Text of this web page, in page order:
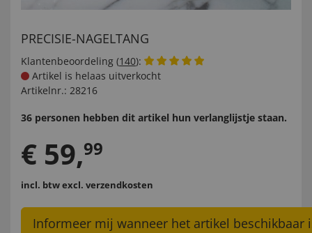
PRECISIE-NAGELTANG
Klantenbeoordeling (140):
Artikel is helaas uitverkocht
Artikelnr.: 28216
36 personen hebben dit artikel hun verlanglijstje staan.
€ 59,99
incl. btwexcl. verzendkosten
Informeer mij wanneer het artikel beschikbaar